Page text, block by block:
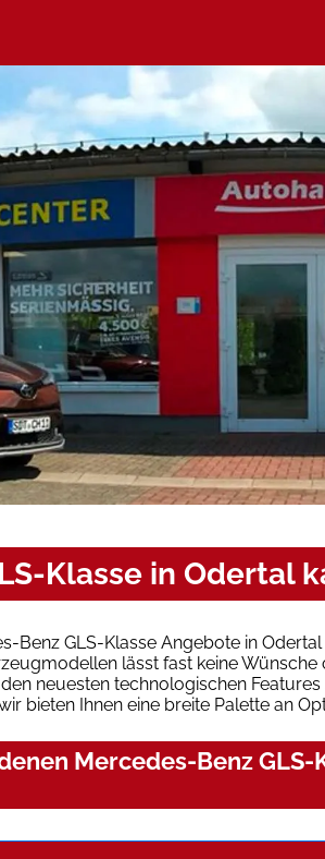
Klasse in Odertal
Benz GLS-Klasse Angebote in
lässt fast keine Wünsche
neuesten technologischen
bieten Ihnen eine breite Palette an
Mercedes-Benz